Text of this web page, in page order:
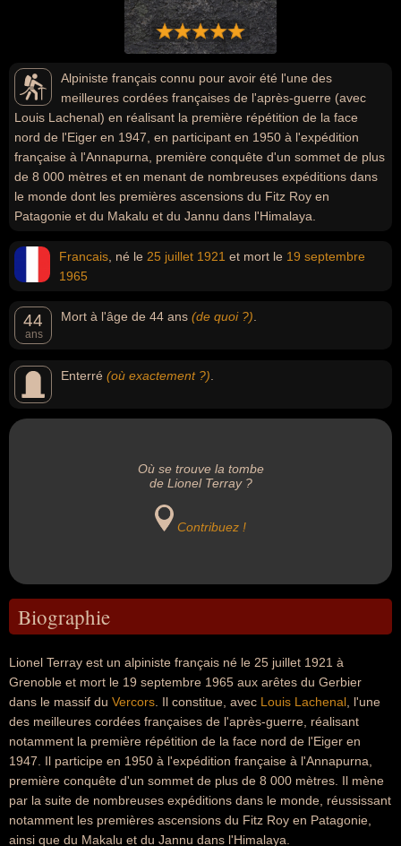
Alpiniste français connu pour avoir été l'une des
meilleures cordées françaises de l'après-guerre (avec
Louis Lachenal) en réalisant la première répétition de la face
nord de l'Eiger en 1947, en participant en 1950 à l'expédition
française à l'Annapurna, première conquête d'un sommet de plus
de 8 000 mètres et en menant de nombreuses expéditions dans
le monde dont les premières ascensions du Fitz Roy en
Patagonie et du Makalu et du Jannu dans l'Himalaya.
Francais , né le 25 juillet 1921 et mort le 19 septembre
1965
44
ans
Mort à l'âge de 44 ans (de quoi ?)
Enterré (où exactement ?)
Où se trouve la tombe
de Lionel Terray ?
Contribuez !
Biographie
Lionel Terray est un alpiniste français né le 25 juillet 1921 à
Grenoble et mort le 19 septembre 1965 aux arêtes du Gerbier
dans le massif du Vercors . Il constitue, avec Louis Lachenal , l'une
des meilleures cordées françaises de l'après-guerre, réalisant
notamment la première répétition de la face nord de l'Eiger en
1947. Il participe en 1950 à l'expédition française à l'Annapurna,
première conquête d'un sommet de plus de 8 000 mètres. Il mène
par la suite de nombreuses expéditions dans le monde, réussissant
notamment les premières ascensions du Fitz Roy en Patagonie,
ainsi que du Makalu et du Jannu dans l'Himalaya.